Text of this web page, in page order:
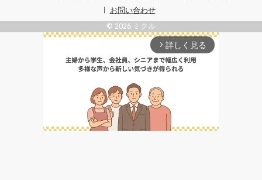
お問い合わせ
© 2026 ミクル
arrow_forward_ios 詳しく見る